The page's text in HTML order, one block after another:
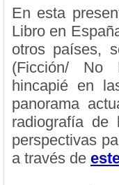
En esta
Libro en
otros países,
(Ficción/ No
hincapié en
panorama
radiografía de
perspectivas
a través de